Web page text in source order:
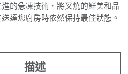
的急凍技術，將叉燒的鮮美和品
達您廚房時依然保持最佳狀態。
描述